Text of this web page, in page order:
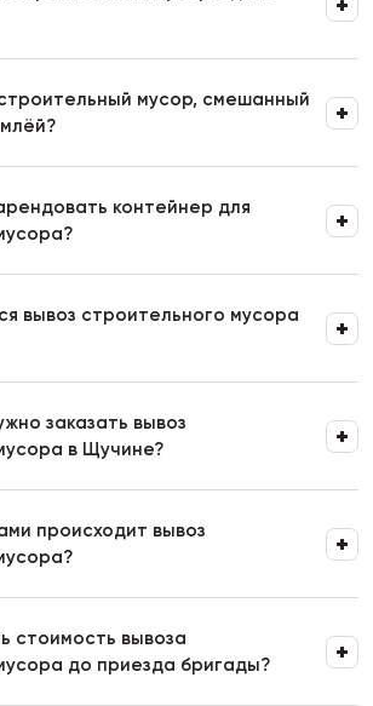
мусор, смешанный
контейнер для
вывоз строительного мусора
заказать вывоз
в Щучине?
происходит вывоз
стоимость вывоза
до приезда бригады?